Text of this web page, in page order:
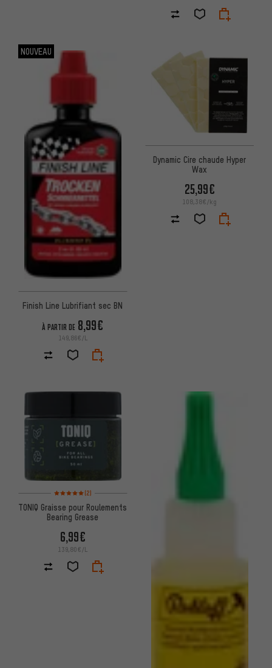
NOUVEAU
Finish Line Lubrifiant sec BN
À PARTIR DE 8,99€
149,86€/L
Dynamic Cire chaude Hyper
Wax
25,99€
108,38€/kg
Note moyenne : 5 sur 5 d'après 2 avis
(2)
TONIQ Graisse pour Roulements
Bearing Grease
6,99€
139,80€/L